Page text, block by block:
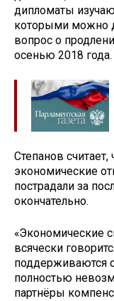
дипломаты
которыми можно
вопрос о
осенью 2018 года.
Степанов считает,
экономические
пострадали за
окончательно.
«Экономические
всячески
поддерживаются
полностью
партнёры